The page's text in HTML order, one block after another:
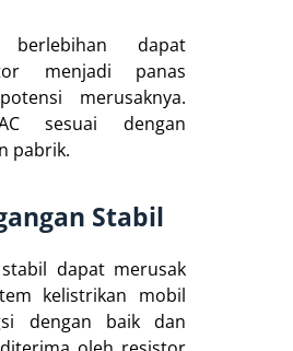
berlebihan dapat
menjadi panas
merusaknya.
sesuai dengan
pabrik.
Stabil
dapat merusak
kelistrikan mobil
dengan baik dan